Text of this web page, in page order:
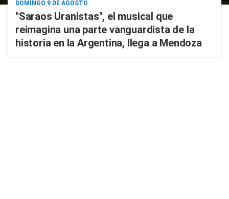
DOMINGO 9 DE AGOSTO
"Saraos Uranistas", el musical que
reimagina una parte vanguardista de la
historia en la Argentina, llega a Mendoza